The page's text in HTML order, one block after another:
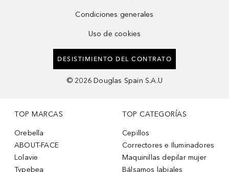
Condiciones generales
Uso de cookies
DESISTIMIENTO DEL CONTRATO
© 2026 Douglas Spain S.A.U
TOP MARCAS
Orebella
ABOUT-FACE
Lolavie
Typebea
TOP CATEGORÍAS
Cepillos
Correctores e Iluminadores
Maquinillas depilar mujer
Bálsamos labiales